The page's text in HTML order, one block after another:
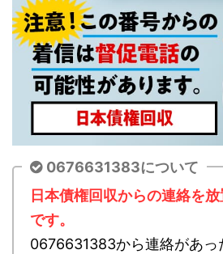
0676631383について
日本債権回収からの連絡を
です。
0676631383から連絡があっ